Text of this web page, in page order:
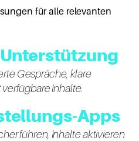
für alle relevanten
Gespräche, klare
Inhalte.
-Apps
führen, Inhalte aktivieren